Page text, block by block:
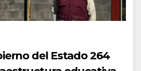
del Estado 264